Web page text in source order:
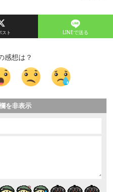
LINEで送る
感想は？
を非表示